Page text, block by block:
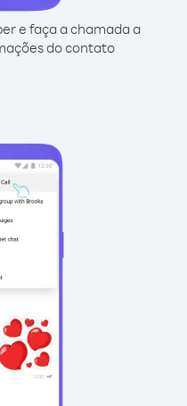
e faça a chamada a
do contato